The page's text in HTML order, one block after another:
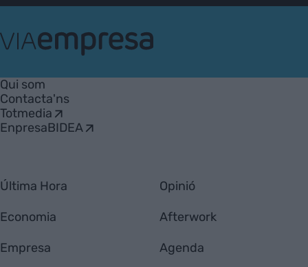
Empresa
Qui som
Contacta'ns
Totmedia
EnpresaBIDEA
Última Hora
Economia
Empresa
Opinió
Afterwork
Agenda